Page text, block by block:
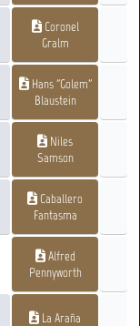
Coronel
Gralm
Hans "Golem"
Blaustein
Niles
Samson
Caballero
Fantasma
Alfred
Pennyworth
La Araña